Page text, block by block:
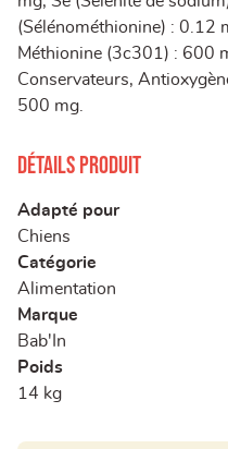
(Sélénométhionine) : 0.12
Méthionine (3c301) : 600
Conservateurs,
500 mg.
Détails produit
Adapté pour
Chiens
Catégorie
Alimentation
Marque
Bab'In
Poids
14 kg